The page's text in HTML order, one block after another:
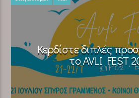
Κερδίστε διπλές
το AVLI FEST